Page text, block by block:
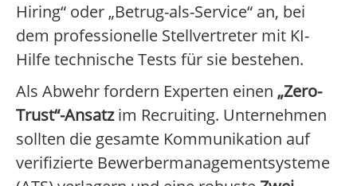
Hiring“ oder „Betrug-als-Service“ an, bei
dem professionelle Stellvertreter mit KI-
Hilfe technische Tests für sie bestehen.
Als Abwehr fordern Experten einen „Zero-
Trust“-Ansatzim Recruiting. Unternehmen
sollten die gesamte Kommunikation auf
verifizierte Bewerbermanagementsysteme